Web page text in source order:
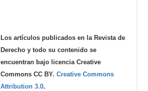
Los artículos publicados en la Revista de
Derecho y todo su contenido se
encuentran bajo licencia Creative
Commons CC BY.Creative Commons
Attribution 3.0.